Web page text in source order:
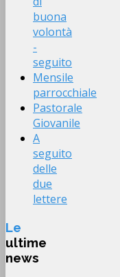
buona
volontà
-
seguito
Mensile
parrocchiale
Pastorale
Giovanile
A
seguito
delle
due
lettere
Le
ultime
news